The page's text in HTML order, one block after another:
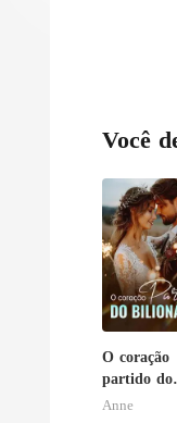
Você
O coração
partido do
bilionário
Anne